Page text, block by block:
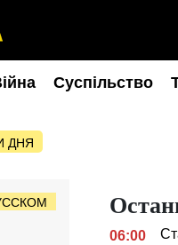
Суспільство
ДНЯ
06:00